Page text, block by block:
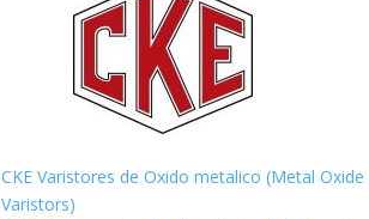
CKE Varistores de Oxido metalico (Metal Oxide
Varistors)